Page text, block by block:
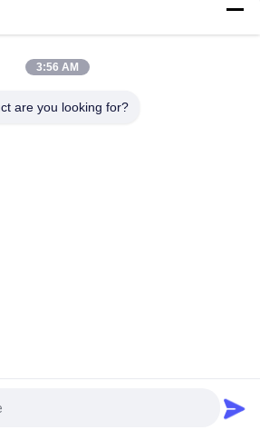
κράτησης
3:56 AM
are you looking for?